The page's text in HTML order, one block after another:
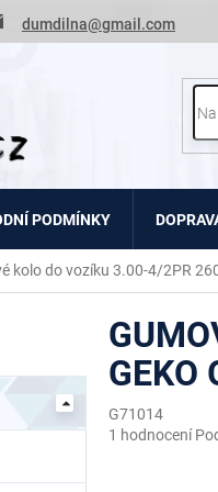
dumdilna@gmail.com
PODMÍNKY
kolo do vozíku 3.00-4/2PR
GEKO
G71014
Průměrné
1 hodnocení